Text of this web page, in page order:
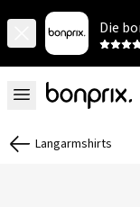
Die
Langarmshirts